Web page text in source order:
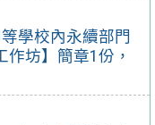
學校內永續部門
坊】簡章1份，